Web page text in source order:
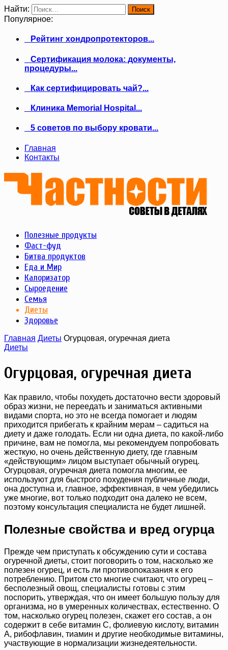
Найти:
Популярное:
Рейтинг хондропротекторов...
Сертификация молока: документы,
процедуры...
Как сертифицировать чай?...
Клиника Memorial Hospital...
5 советов по выбору кровати...
Главная
Контакты
Полезные продукты
Фаст-фуд
Битва продуктов
Еда и Мир
Калоризатор
Сыроедение
Семья
Диеты
Здоровье
Главная Диеты Огурцовая, огуречная диета
Диеты
Огурцовая, огуречная диета
Как правило, чтобы похудеть достаточно вести здоровый
образ жизни, не переедать и заниматься активными
видами спорта, но это не всегда помогает и людям
приходится прибегать к крайним мерам – садиться на
диету и даже голодать. Если ни одна диета, по какой-либо
причине, вам не помогла, мы рекомендуем попробовать
жесткую, но очень действенную диету, где главным
«действующим» лицом выступает обычный огурец.
Огурцовая, огуречная диета помогла многим, ее
используют для быстрого похудения публичные люди,
она доступна и, главное, эффективная, в чем убедились
уже многие, вот только подходит она далеко не всем,
поэтому консультация специалиста не будет лишней.
Полезные свойства и вред огурца
Прежде чем приступать к обсуждению сути и состава
огуречной диеты, стоит поговорить о том, насколько же
полезен огурец, и есть ли противопоказания к его
потреблению. Притом сто многие считают, что огурец –
бесполезный овощ, специалисты готовы с этим
поспорить, утверждая, что он имеет большую пользу для
организма, но в умеренных количествах, естественно. О
том, насколько огурец полезен, скажет его состав, а он
содержит в себе витамин C, фолиевую кислоту, витамин
A, рибофлавин, тиамин и другие необходимые витамины,
участвующие в нормализации жизнедеятельности.